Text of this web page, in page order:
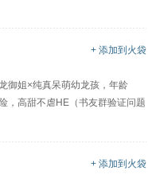
+ 添加到火袋
御姐×纯真呆萌幼龙孩，年龄
，高甜不虐HE（书友群验证问题
+ 添加到火袋